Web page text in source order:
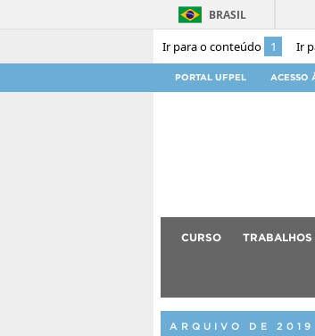
Ir para o conteúdo 1 Ir
BRASIL
PORTAL UFPEL ACESSO
CURSO TRABALHOS
ARQUIVO DE 2019